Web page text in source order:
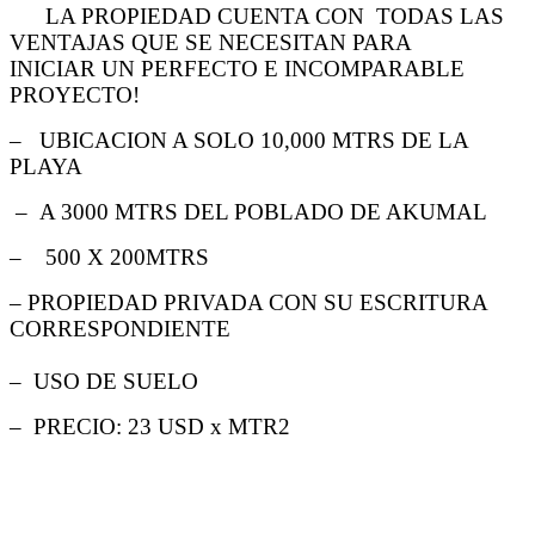
LA PROPIEDAD CUENTA CON TODAS LAS
VENTAJAS QUE SE NECESITAN PARA
INICIAR UN PERFECTO E INCOMPARABLE
PROYECTO!
– UBICACION A SOLO 10,000 MTRS DE LA
PLAYA
– A 3000 MTRS DEL POBLADO DE AKUMAL
– 500 X 200MTRS
– PROPIEDAD PRIVADA CON SU ESCRITURA
CORRESPONDIENTE
– USO DE SUELO
– PRECIO: 23 USD x MTR2